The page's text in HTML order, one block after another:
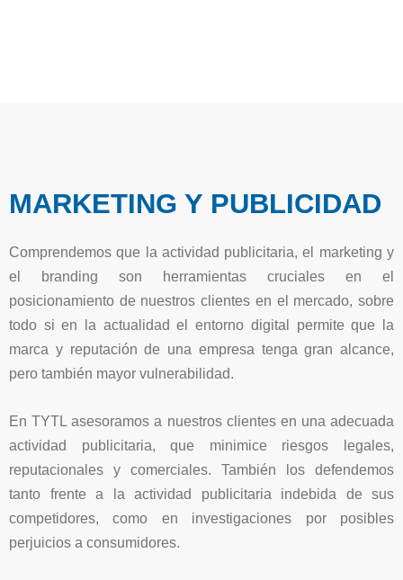
MARKETING Y PUBLICIDAD
Comprendemos que la actividad publicitaria, el marketing y
el branding son herramientas cruciales en el
posicionamiento de nuestros clientes en el mercado, sobre
todo si en la actualidad el entorno digital permite que la
marca y reputación de una empresa tenga gran alcance,
pero también mayor vulnerabilidad.
En TYTL asesoramos a nuestros clientes en una adecuada
actividad publicitaria, que minimice riesgos legales,
reputacionales y comerciales. También los defendemos
tanto frente a la actividad publicitaria indebida de sus
competidores, como en investigaciones por posibles
perjuicios a consumidores.